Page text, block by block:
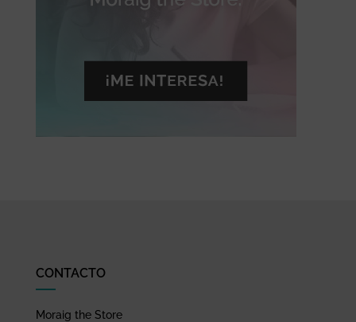
CONTACTO
Moraig the Store